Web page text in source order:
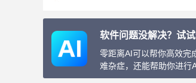
软件问题没解决？试
零距离AI可以帮你高效完
难杂症，还能帮助你进行